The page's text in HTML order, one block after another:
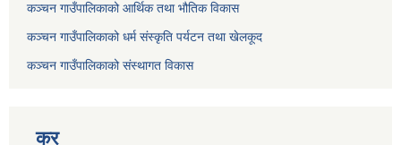
कञ्चन गाउँपालिकाको आर्थिक तथा भौतिक विकास
कञ्चन गाउँपालिकाको धर्म संस्कृति पर्यटन तथा खेलकूद
कञ्चन गाउँपालिकाको संस्थागत विकास
कर